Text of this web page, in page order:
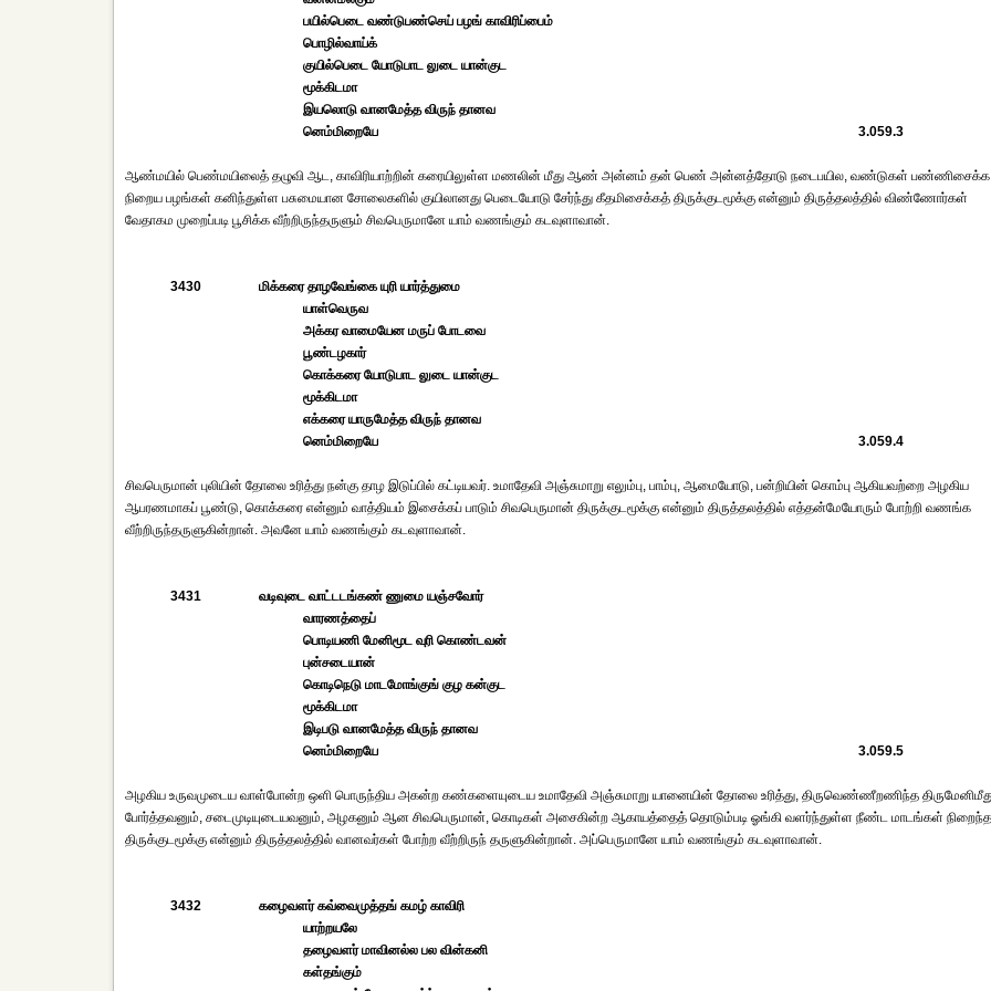
பயில்பெடை வண்டுபண்செய் பழங் காவிரிப்பைம்
பொழில்வாய்க்
குயில்பெடை யோடுபாட லுடை யான்குட
மூக்கிடமா
இயலொடு வானமேத்த விருந் தானவ
னெம்மிறையே
3.059.3
ஆண்மயில் பெண்மயிலைத் தழுவி ஆட, காவிரியாற்றின் கரையிலுள்ள மணலின் மீது ஆண் அன்னம் தன் பெண் அன்னத்தோடு நடைபயில, வண்டுகள்
நிறைய பழங்கள் கனிந்துள்ள பசுமையான சோலைகளில் குயிலானது பெடையோடு சேர்ந்து கீதமிசைக்கத் திருக்குடமூக்கு என்னும் திருத்தலத்தில் விண்ணோர்கள்
வேதாகம முறைப்படி பூசிக்க வீற்றிருந்தருளும் சிவபெருமானே யாம் வணங்கும் கடவுளாவான்.
3430
மிக்கரை தாழவேங்கை யுரி யார்த்துமை
யாள்வெருவ
அக்கர வாமையேன மருப் போடவை
பூண்டழகார்
கொக்கரை யோடுபாட லுடை யான்குட
மூக்கிடமா
எக்கரை யாருமேத்த விருந் தானவ
னெம்மிறையே
3.059.4
சிவபெருமான் புலியின் தோலை உரித்து நன்கு தாழ இடுப்பில் கட்டியவர். உமாதேவி அஞ்சுமாறு எலும்பு, பாம்பு, ஆமையோடு, பன்றியின் கொம்பு ஆகியவற்றை அழகிய
ஆபரணமாகப் பூண்டு, கொக்கரை என்னும் வாத்தியம் இசைக்கப் பாடும் சிவபெருமான் திருக்குடமூக்கு என்னும் திருத்தலத்தில் எத்தன்மேயோரும் போற்றி வணங்க
வீற்றிருந்தருளுகின்றான். அவனே யாம் வணங்கும் கடவுளாவான்.
3431
வடிவுடை வாட்டடங்கண் ணுமை யஞ்சவோர்
வாரணத்தைப்
பொடியணி மேனிமூட வுரி கொண்டவன்
புன்சடையான்
கொடிநெடு மாடமோங்குங் குழ கன்குட
மூக்கிடமா
இடிபடு வானமேத்த விருந் தானவ
னெம்மிறையே
3.059.5
அழகிய உருவமுடைய வாள்போன்ற ஒளி பொருந்திய அகன்ற கண்களையுடைய உமாதேவி அஞ்சுமாறு யானையின் தோலை உரித்து, திருவெண்ணீறணிந்த
போர்த்தவனும், சடைமுடியுடையவனும், அழகனும் ஆன சிவபெருமான், கொடிகள் அசைகின்ற ஆகாயத்தைத் தொடும்படி ஓங்கி வளர்ந்துள்ள நீண்ட மாடங்கள் நிறைந்த
திருக்குடமூக்கு என்னும் திருத்தலத்தில் வானவர்கள் போற்ற வீற்றிருந் தருளுகின்றான். அப்பெருமானே யாம் வணங்கும் கடவுளாவான்.
3432
கழைவளர் கவ்வைமுத்தங் கமழ் காவிரி
யாற்றயலே
தழைவளர் மாவினல்ல பல வின்கனி
கள்தங்கும்